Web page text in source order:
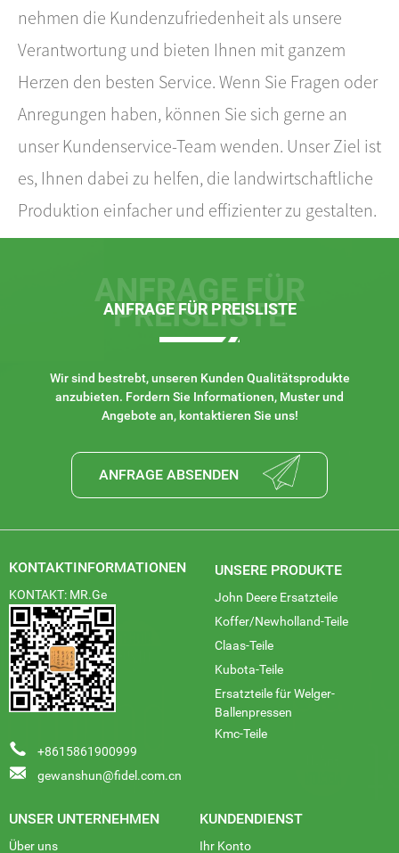
nehmen die Kundenzufriedenheit als unsere
Verantwortung und bieten Ihnen mit ganzem
Herzen den besten Service. Wenn Sie Fragen oder
Anregungen haben, können Sie sich gerne an
unser Kundenservice-Team wenden. Unser Ziel ist
es, Ihnen dabei zu helfen, die landwirtschaftliche
Produktion einfacher und effizienter zu gestalten.
ANFRAGE FÜR
PREISLISTE
ANFRAGE FÜR PREISLISTE
Wir sind bestrebt, unseren Kunden Qualitätsprodukte
anzubieten. Fordern Sie Informationen, Muster und
Angebote an, kontaktieren Sie uns!
ANFRAGE ABSENDEN
KONTAKTINFORMATIONEN
KONTAKT: MR.Ge
+8615861900999
gewanshun@fidel.com.cn
UNSERE PRODUKTE
John Deere Ersatzteile
Koffer/Newholland-Teile
Claas-Teile
Kubota-Teile
Ersatzteile für Welger-
Ballenpressen
Kmc-Teile
UNSER UNTERNEHMEN
Über uns
KUNDENDIENST
Ihr Konto